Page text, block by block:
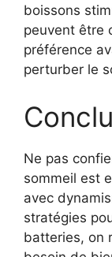
boissons
peuvent être
préférence
perturber le
Ne pas
sommeil est
avec
stratégies
batteries, on